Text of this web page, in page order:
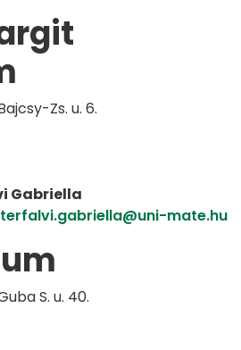
Zs. u. 6.
Gabriella
mate.hu
S. u. 40.